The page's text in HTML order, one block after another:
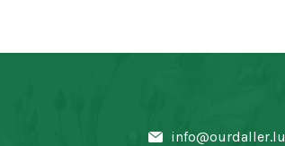
info@ourdaller.lu